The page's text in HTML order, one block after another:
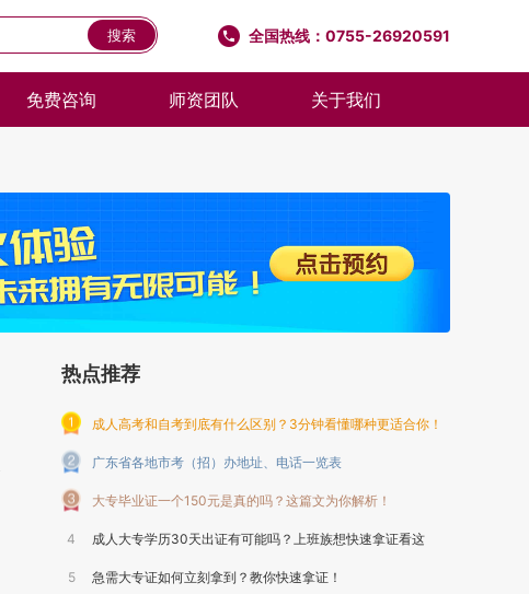
全国热线：0755-26920591
搜索
免费咨询 师资团队 关于我们
热点推荐
成人高考和自考到底有什么区别？3分钟看懂哪种更适合你！
广东省各地市考（招）办地址、电话一览表
大专毕业证一个150元是真的吗？这篇文为你解析！
4 成人大专学历30天出证有可能吗？上班族想快速拿证看这
里！
5 急需大专证如何立刻拿到？教你快速拿证！